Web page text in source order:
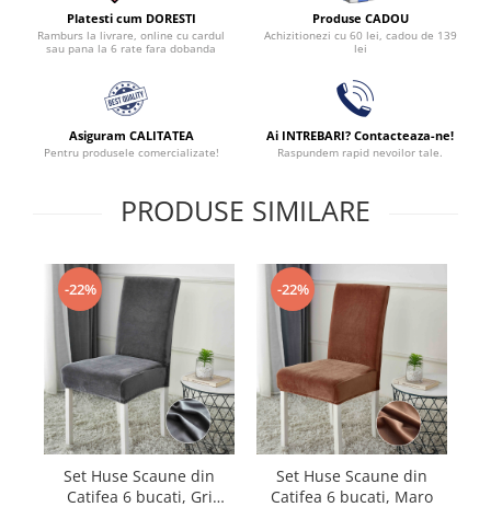
Platesti cum DORESTI
Ramburs la livrare, online cu cardul
sau pana la 6 rate fara dobanda
Produse CADOU
Achizitionezi cu 60 lei, cadou de 139
lei
Asiguram CALITATEA
Pentru produsele comercializate!
Ai INTREBARI? Contacteaza-ne!
Raspundem rapid nevoilor tale.
PRODUSE SIMILARE
-22%
Set Huse Scaune din
Catifea 6 bucati, Gri
-22%
Set Huse Scaune din
Catifea 6 bucati, Maro